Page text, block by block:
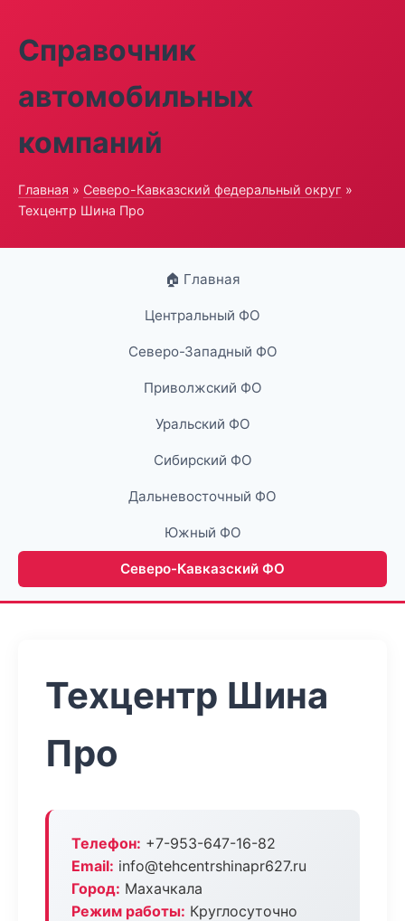
Справочник
автомобильных
компаний
Главная » Северо-Кавказский федеральный округ »
Техцентр Шина Про
🏠 Главная
Центральный ФО
Северо-Западный ФО
Приволжский ФО
Уральский ФО
Сибирский ФО
Дальневосточный ФО
Южный ФО
Северо-Кавказский ФО
Техцентр Шина
Про
Телефон: +7-953-647-16-82
Email: info@tehcentrshinapr627.ru
Город: Махачкала
Режим работы: Круглосуточно